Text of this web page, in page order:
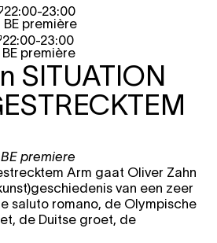
22:00-23:00
BE première
22:00-23:00
BE première
SITUATION
BE premiere
Arm gaat Oliver Zahn
van een zeer
saluto romano, de Olympische
de Duitse groet, de